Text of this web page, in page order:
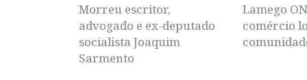
Morreu escritor,
advogado e ex-deputado
socialista Joaquim
Sarmento
Lamego
comércio